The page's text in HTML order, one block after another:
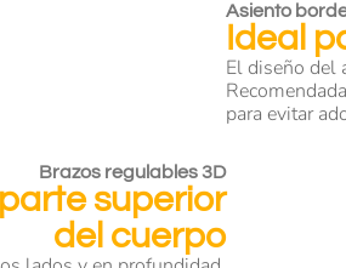
Asiento
Ideal
El diseño del
para evitar
Brazos regulables 3D
superior
del cuerpo